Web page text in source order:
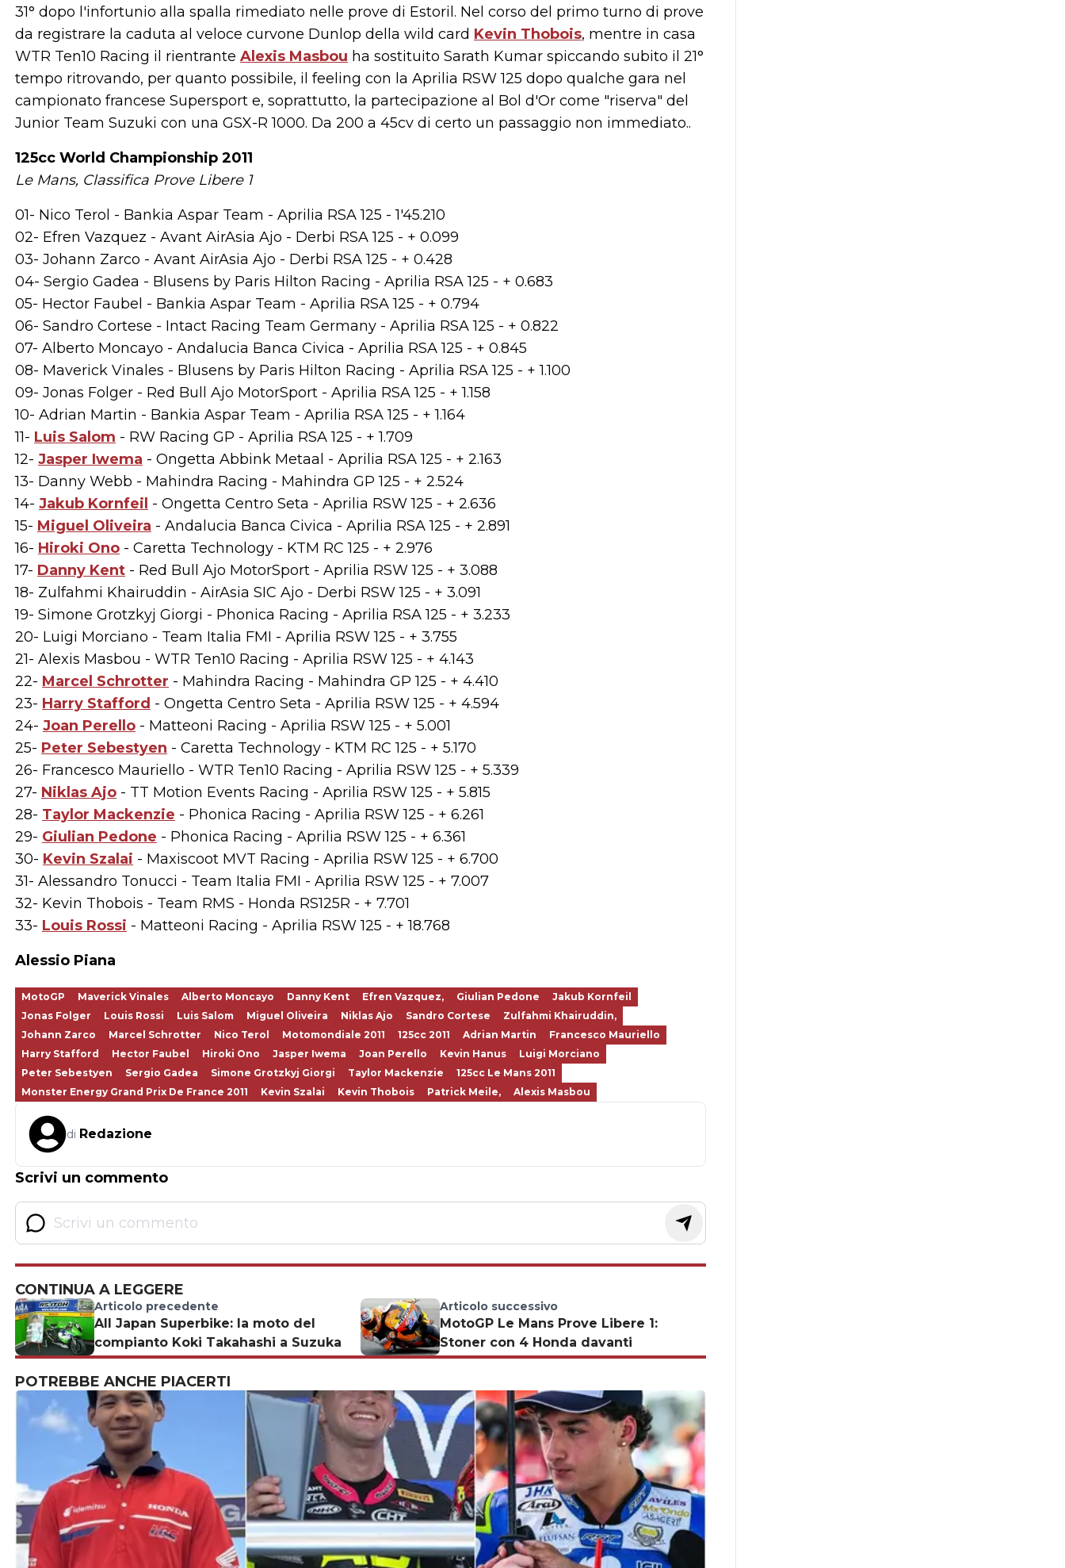
31° dopo l'infortunio alla spalla rimediato nelle prove di Estoril. Nel corso del primo turno di prove
da registrare la caduta al veloce curvone Dunlop della wild card Kevin Thobois, mentre in casa
WTR Ten10 Racing il rientrante Alexis Masbou ha sostituito Sarath Kumar spiccando subito il 21°
tempo ritrovando, per quanto possibile, il feeling con la Aprilia RSW 125 dopo qualche gara nel
campionato francese Supersport e, soprattutto, la partecipazione al Bol d'Or come "riserva" del
Junior Team Suzuki con una GSX-R 1000. Da 200 a 45cv di certo un passaggio non immediato..
125cc World Championship 2011
Le Mans, Classifica Prove Libere 1
01- Nico Terol - Bankia Aspar Team - Aprilia RSA 125 - 1'45.210
02- Efren Vazquez - Avant AirAsia Ajo - Derbi RSA 125 - + 0.099
03- Johann Zarco - Avant AirAsia Ajo - Derbi RSA 125 - + 0.428
04- Sergio Gadea - Blusens by Paris Hilton Racing - Aprilia RSA 125 - + 0.683
05- Hector Faubel - Bankia Aspar Team - Aprilia RSA 125 - + 0.794
06- Sandro Cortese - Intact Racing Team Germany - Aprilia RSA 125 - + 0.822
07- Alberto Moncayo - Andalucia Banca Civica - Aprilia RSA 125 - + 0.845
08- Maverick Vinales - Blusens by Paris Hilton Racing - Aprilia RSA 125 - + 1.100
09- Jonas Folger - Red Bull Ajo MotorSport - Aprilia RSA 125 - + 1.158
10- Adrian Martin - Bankia Aspar Team - Aprilia RSA 125 - + 1.164
11- Luis Salom - RW Racing GP - Aprilia RSA 125 - + 1.709
12- Jasper Iwema - Ongetta Abbink Metaal - Aprilia RSA 125 - + 2.163
13- Danny Webb - Mahindra Racing - Mahindra GP 125 - + 2.524
14- Jakub Kornfeil - Ongetta Centro Seta - Aprilia RSW 125 - + 2.636
15- Miguel Oliveira - Andalucia Banca Civica - Aprilia RSA 125 - + 2.891
16- Hiroki Ono - Caretta Technology - KTM RC 125 - + 2.976
17- Danny Kent - Red Bull Ajo MotorSport - Aprilia RSW 125 - + 3.088
18- Zulfahmi Khairuddin - AirAsia SIC Ajo - Derbi RSW 125 - + 3.091
19- Simone Grotzkyj Giorgi - Phonica Racing - Aprilia RSA 125 - + 3.233
20- Luigi Morciano - Team Italia FMI - Aprilia RSW 125 - + 3.755
21- Alexis Masbou - WTR Ten10 Racing - Aprilia RSW 125 - + 4.143
22- Marcel Schrotter - Mahindra Racing - Mahindra GP 125 - + 4.410
23- Harry Stafford - Ongetta Centro Seta - Aprilia RSW 125 - + 4.594
24- Joan Perello - Matteoni Racing - Aprilia RSW 125 - + 5.001
25- Peter Sebestyen - Caretta Technology - KTM RC 125 - + 5.170
26- Francesco Mauriello - WTR Ten10 Racing - Aprilia RSW 125 - + 5.339
27- Niklas Ajo - TT Motion Events Racing - Aprilia RSW 125 - + 5.815
28- Taylor Mackenzie - Phonica Racing - Aprilia RSW 125 - + 6.261
29- Giulian Pedone - Phonica Racing - Aprilia RSW 125 - + 6.361
30- Kevin Szalai - Maxiscoot MVT Racing - Aprilia RSW 125 - + 6.700
31- Alessandro Tonucci - Team Italia FMI - Aprilia RSW 125 - + 7.007
32- Kevin Thobois - Team RMS - Honda RS125R - + 7.701
33- Louis Rossi - Matteoni Racing - Aprilia RSW 125 - + 18.768
Alessio Piana
MotoGP Maverick Vinales Alberto Moncayo Danny Kent Efren Vazquez, Giulian Pedone
Jakub Kornfeil
Jonas Folger
Louis Rossi Luis Salom Miguel Oliveira Niklas Ajo Sandro Cortese
Zulfahmi Khairuddin,
Johann Zarco
Marcel Schrotter Nico Terol Motomondiale 2011 125cc 2011 Adrian Martin
Francesco Mauriello
Harry Stafford
Hector Faubel Hiroki Ono Jasper Iwema Joan Perello Kevin Hanus
Luigi Morciano
Peter Sebestyen
Sergio Gadea Simone Grotzkyj Giorgi Taylor Mackenzie
125cc Le Mans 2011
Monster Energy Grand Prix De France 2011
Kevin Szalai Kevin Thobois Patrick Meile, Alexis Masbou
di Redazione
Scrivi un commento
CONTINUA A LEGGERE
Articolo precedente
All Japan Superbike: la moto del
compianto Koki Takahashi a Suzuka
Articolo successivo
MotoGP Le Mans Prove Libere 1:
Stoner con 4 Honda davanti
POTREBBE ANCHE PIACERTI